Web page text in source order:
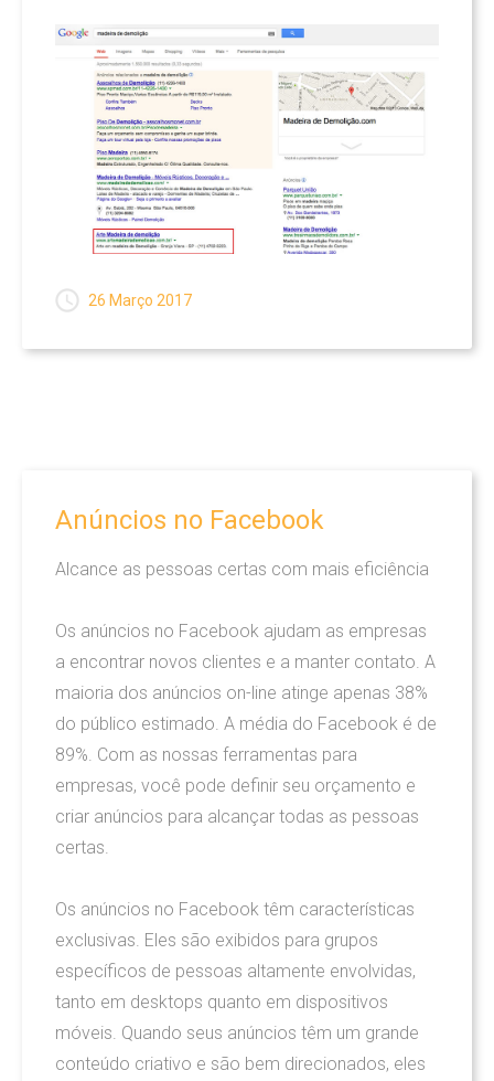
26 Março 2017
Anúncios no Facebook
Alcance as pessoas certas com mais eficiência
Os anúncios no Facebook ajudam as empresas
a encontrar novos clientes e a manter contato. A
maioria dos anúncios on-line atinge apenas 38%
do público estimado. A média do Facebook é de
89%. Com as nossas ferramentas para
empresas, você pode definir seu orçamento e
criar anúncios para alcançar todas as pessoas
certas.
Os anúncios no Facebook têm características
exclusivas. Eles são exibidos para grupos
específicos de pessoas altamente envolvidas,
tanto em desktops quanto em dispositivos
móveis. Quando seus anúncios têm um grande
conteúdo criativo e são bem direcionados, eles